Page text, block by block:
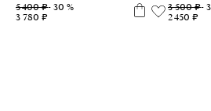
5 400 ₽- 30 %
3 780 ₽
3 500 ₽-
2 450 ₽